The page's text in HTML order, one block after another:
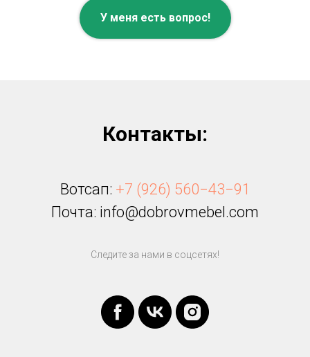
У меня есть вопрос!
Контакты:
Вотсап: +7 (926) 560−43−91
Почта: info@dobrovmebel.com
Следите за нами в соцсетях!